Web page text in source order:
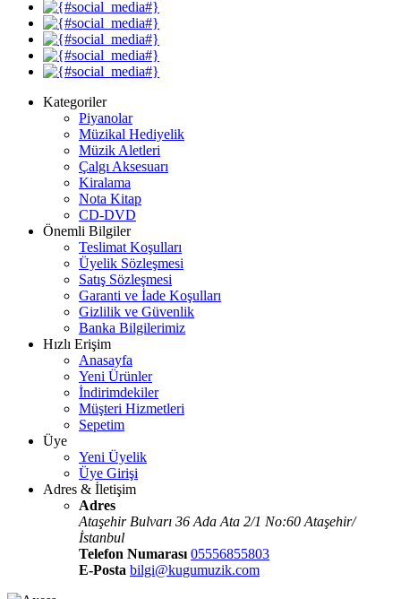
Kategoriler
Piyanolar
Müzikal Hediyelik
Müzik Aletleri
Çalgı Aksesuarı
Kiralama
Nota Kitap
CD-DVD
Önemli Bilgiler
Teslimat Koşulları
Üyelik Sözleşmesi
Satış Sözleşmesi
Garanti ve İade Koşulları
Gizlilik ve Güvenlik
Banka Bilgilerimiz
Hızlı Erişim
Anasayfa
Yeni Ürünler
İndirimdekiler
Müşteri Hizmetleri
Sepetim
Üye
Yeni Üyelik
Üye Girişi
Adres & İletişim
Adres
Ataşehir Bulvarı 36 Ada Ata 2/1 No:60 Ataşehir/
İstanbul
Telefon Numarası 05556855803
E-Posta bilgi@kugumuzik.com